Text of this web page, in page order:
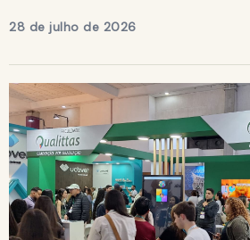
28 de julho de 2026